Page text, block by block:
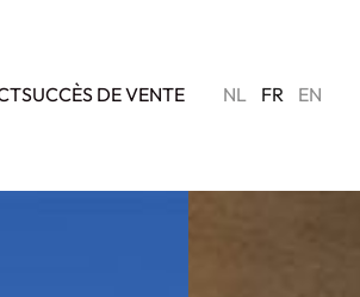
SUCCÈS DE VENTE NL FR EN